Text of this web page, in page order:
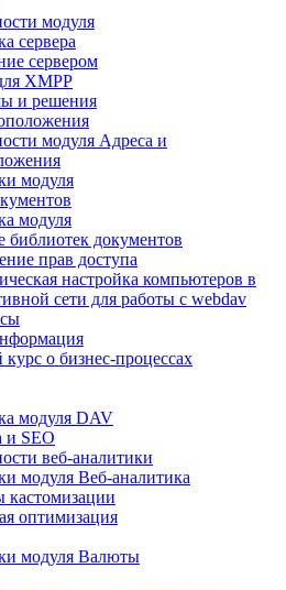
модуля
сервера
сервером
XMPP
и решения
модуля Адреса и
модуля
модуля
библиотек документов
прав доступа
настройка компьютеров в
сети для работы с webdav
о бизнес-процессах
модуля DAV
и SEO
веб-аналитики
модуля Веб-аналитика
оптимизация
модуля Валюты